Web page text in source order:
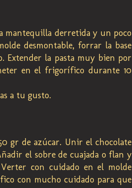
mantequilla derretida y un poco
desmontable, forrar la base
Extender la pasta muy bien por
en el frigorífico durante 10
a tu gusto.
gr de azúcar. Unir el chocolate
el sobre de cuajada o flan y
con cuidado en el molde
con mucho cuidado para que